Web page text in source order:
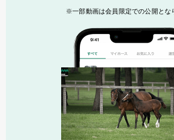
一部動画は会員限定での公開とな